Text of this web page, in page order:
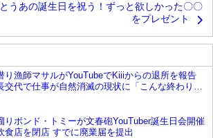
うあの誕生日を祝う！ずっと欲しかった〇〇
をプレゼント
り漁師マサルがYouTubeでKiiiからの退所を報告
交代で仕事が自然消滅の現状に「こんな終わりか
りボンド・トミーが文春砲YouTuber誕生日会開催
食店を閉店 すでに廃業届を提出